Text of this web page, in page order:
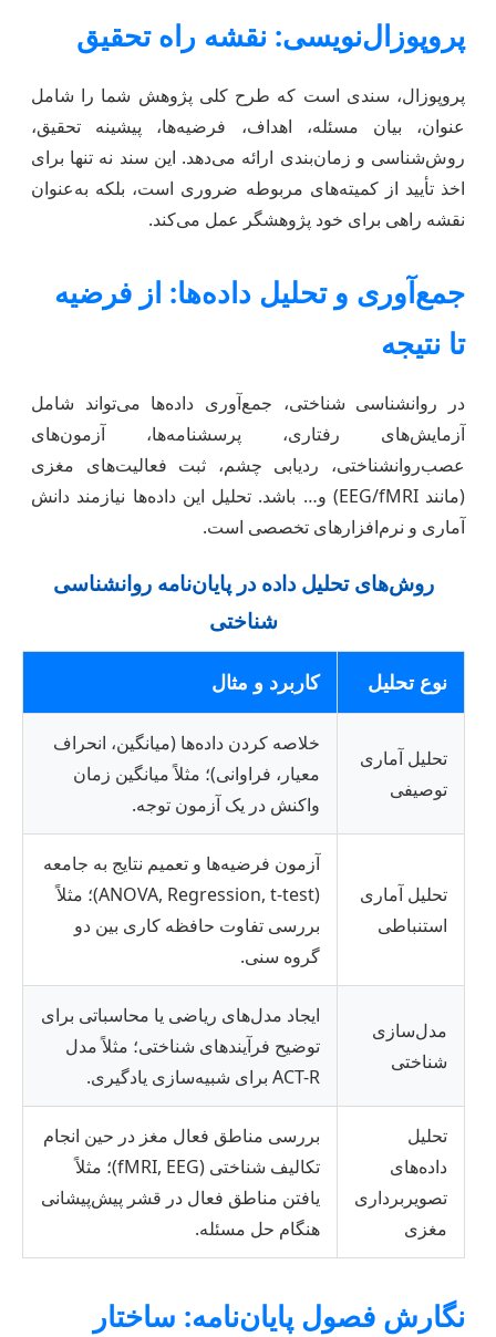
پروپوزال‌نویسی: نقشه راه تحقیق
پروپوزال، سندی است که طرح کلی پژوهش شما را شامل
عنوان، بیان مسئله، اهداف، فرضیه‌ها، پیشینه تحقیق،
روش‌شناسی و زمان‌بندی ارائه می‌دهد. این سند نه تنها برای
اخذ تأیید از کمیته‌های مربوطه ضروری است، بلکه به‌عنوان
نقشه راهی برای خود پژوهشگر عمل می‌کند.
جمع‌آوری و تحلیل داده‌ها: از فرضیه
تا نتیجه
در روانشناسی شناختی، جمع‌آوری داده‌ها می‌تواند شامل
آزمایش‌های رفتاری، پرسشنامه‌ها، آزمون‌های
عصب‌روانشناختی، ردیابی چشم، ثبت فعالیت‌های مغزی
(مانند EEG/fMRI) و… باشد. تحلیل این داده‌ها نیازمند دانش
آماری و نرم‌افزارهای تخصصی است.
روش‌های تحلیل داده در پایان‌نامه روانشناسی
شناختی
نوع تحلیل کاربرد و مثال
تحلیل آماری
توصیفی
خلاصه کردن داده‌ها (میانگین، انحراف
معیار، فراوانی)؛ مثلاً میانگین زمان
واکنش در یک آزمون توجه.
تحلیل آماری
استنباطی
آزمون فرضیه‌ها و تعمیم نتایج به جامعه
(ANOVA, Regression, t-test)؛ مثلاً
بررسی تفاوت حافظه کاری بین دو
گروه سنی.
مدل‌سازی
شناختی
ایجاد مدل‌های ریاضی یا محاسباتی برای
توضیح فرآیندهای شناختی؛ مثلاً مدل
ACT-R برای شبیه‌سازی یادگیری.
تحلیل
داده‌های
تصویربرداری
مغزی
بررسی مناطق فعال مغز در حین انجام
تکالیف شناختی (fMRI, EEG)؛ مثلاً
یافتن مناطق فعال در قشر پیش‌پیشانی
هنگام حل مسئله.
نگارش فصول پایان‌نامه: ساختار